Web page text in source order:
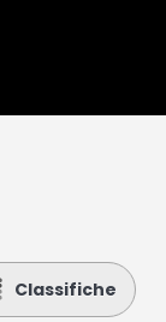
Classifiche